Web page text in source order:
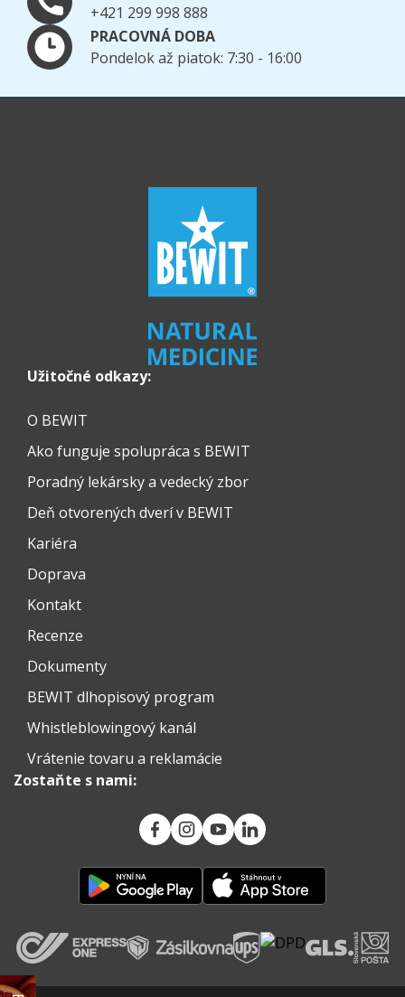
+421 299 998 888
PRACOVNÁ DOBA
Pondelok až piatok: 7:30 - 16:00
Užitočné odkazy:
O BEWIT
Ako funguje spolupráca s BEWIT
Poradný lekársky a vedecký zbor
Deň otvorených dverí v BEWIT
Kariéra
Doprava
Kontakt
Recenze
Dokumenty
BEWIT dlhopisový program
Whistleblowingový kanál
Vrátenie tovaru a reklamácie
Zostaňte s nami: